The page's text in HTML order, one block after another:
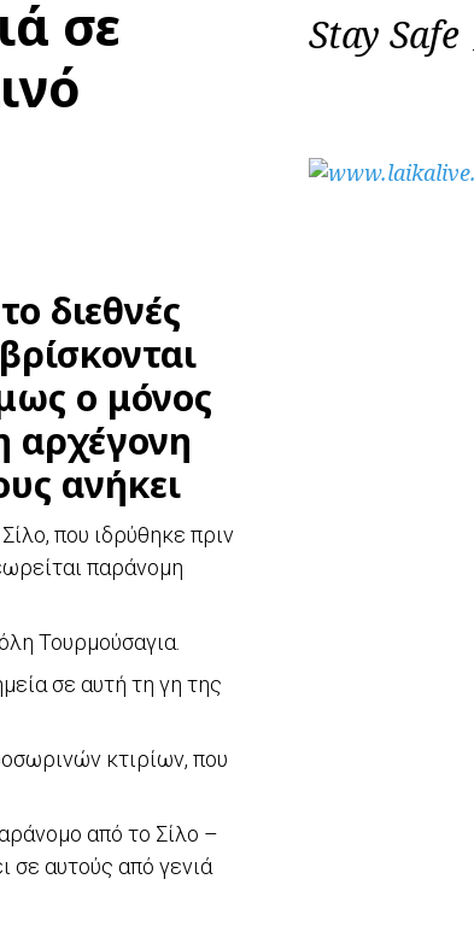
σε
διεθνές
ο μόνος
αρχέγονη
ανήκει
που ιδρύθηκε πριν
παράνομη
Τουρμούσαγια.
σε αυτή τη γη της
κτιρίων, που
από το Σίλο –
σε αυτούς από γενιά
Stay Safe